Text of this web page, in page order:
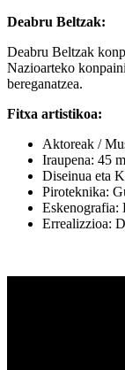
Deabru Beltzak:
Deabru Beltzak
Nazioarteko
bereganatzea.
Fitxa artistikoa:
Aktoreak /
Iraupena: 45
Diseinua eta
Piroteknika:
Eskenografia:
Errealizzioa: